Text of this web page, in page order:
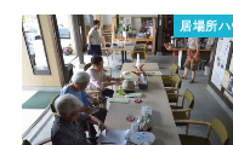
居場所ハ